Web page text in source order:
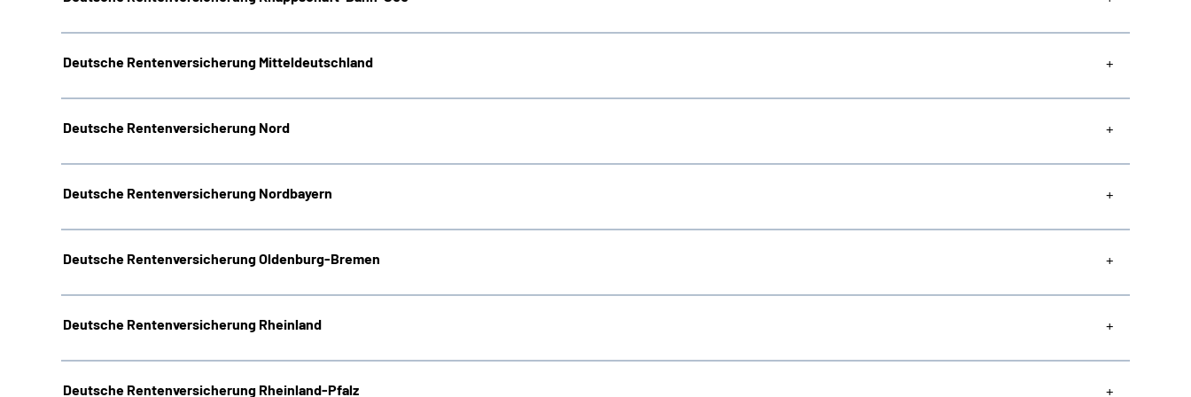
Deutsche Rentenversicherung Mitteldeutschland
Deutsche Rentenversicherung Nord
Deutsche Rentenversicherung Nordbayern
Deutsche Rentenversicherung Oldenburg-Bremen
Deutsche Rentenversicherung Rheinland
Deutsche Rentenversicherung Rheinland-Pfalz